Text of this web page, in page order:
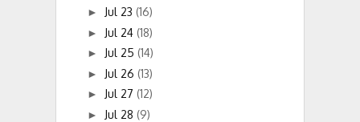
► Jul 23 (16)
► Jul 24 (18)
► Jul 25 (14)
► Jul 26 (13)
► Jul 27 (12)
► Jul 28 (9)